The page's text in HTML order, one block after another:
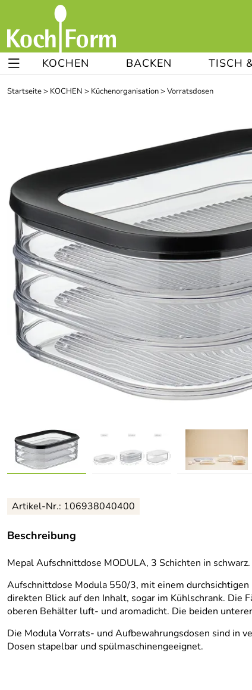
KOCHEN BACKEN TISCH
Startseite> KOCHEN > Küchenorganisation> Vorratsdosen
Artikel-Nr.: 106938040400
Beschreibung
Mepal Aufschnittdose MODULA, 3 Schichten in schwarz.
Aufschnittdose Modula 550/3, mit einem
direkten Blick auf den Inhalt, sogar im Kühlschrank.
oberen Behälter luft- und aromadicht. Die beiden
Die Modula Vorrats- und Aufbewahrungsdosen sind in
Dosen stapelbar und spülmaschinengeeignet.